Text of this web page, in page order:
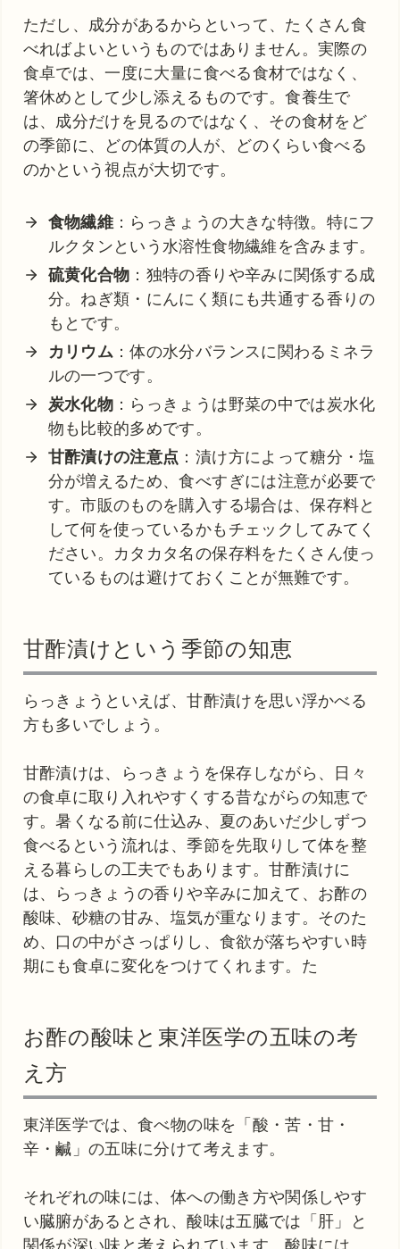
ただし、成分があるからといって、たくさん食
べればよいというものではありません。実際の
食卓では、一度に大量に食べる食材ではなく、
箸休めとして少し添えるものです。食養生で
は、成分だけを見るのではなく、その食材をど
の季節に、どの体質の人が、どのくらい食べる
のかという視点が大切です。
食物繊維 ：らっきょうの大きな特徴。特にフ
ルクタンという水溶性食物繊維を含みます。
硫黄化合物 ：独特の香りや辛みに関係する成
分。ねぎ類・にんにく類にも共通する香りの
もとです。
カリウム ：体の水分バランスに関わるミネラ
ルの一つです。
炭水化物 ：らっきょうは野菜の中では炭水化
物も比較的多めです。
甘酢漬けの注意点 ：漬け方によって糖分・塩
分が増えるため、食べすぎには注意が必要で
す。市販のものを購入する場合は、保存料と
して何を使っているかもチェックしてみてく
ださい。カタカタ名の保存料をたくさん使っ
ているものは避けておくことが無難です。
甘酢漬けという季節の知恵
らっきょうといえば、甘酢漬けを思い浮かべる
方も多いでしょう。
甘酢漬けは、らっきょうを保存しながら、日々
の食卓に取り入れやすくする昔ながらの知恵で
す。暑くなる前に仕込み、夏のあいだ少しずつ
食べるという流れは、季節を先取りして体を整
える暮らしの工夫でもあります。甘酢漬けに
は、らっきょうの香りや辛みに加えて、お酢の
酸味、砂糖の甘み、塩気が重なります。そのた
め、口の中がさっぱりし、食欲が落ちやすい時
期にも食卓に変化をつけてくれます。た
お酢の酸味と東洋医学の五味の考
え方
東洋医学では、食べ物の味を「酸・苦・甘・
辛・鹹」の五味に分けて考えます。
それぞれの味には、体への働き方や関係しやす
い臓腑があるとされ、酸味は五臓では「肝」と
関係が深い味と考えられています。酸味には、